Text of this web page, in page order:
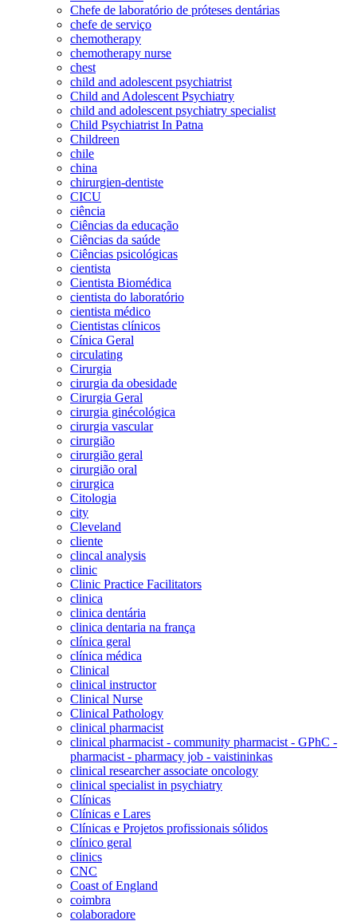
Chefe de laboratório de próteses dentárias
chefe de serviço
chemotherapy
chemotherapy nurse
chest
child and adolescent psychiatrist
Child and Adolescent Psychiatry
child and adolescent psychiatry specialist
Child Psychiatrist In Patna
Childreen
chile
china
chirurgien-dentiste
CICU
ciência
Ciências da educação
Ciências da saúde
Ciências psicológicas
cientista
Cientista Biomédica
cientista do laboratório
cientista médico
Cientistas clínicos
Cínica Geral
circulating
Cirurgia
cirurgia da obesidade
Cirurgia Geral
cirurgia ginécológica
cirurgia vascular
cirurgião
cirurgião geral
cirurgião oral
cirurgica
Citologia
city
Cleveland
cliente
clincal analysis
clinic
Clinic Practice Facilitators
clinica
clinica dentária
clinica dentaria na frança
clínica geral
clínica médica
Clinical
clinical instructor
Clinical Nurse
Clinical Pathology
clinical pharmacist
clinical pharmacist - community pharmacist - GPhC -
pharmacist - pharmacy job - vaistininkas
clinical researcher associate oncology
clinical specialist in psychiatry
Clínicas
Clínicas e Lares
Clínicas e Projetos profissionais sólidos
clínico geral
clinics
CNC
Coast of England
coimbra
colaboradore